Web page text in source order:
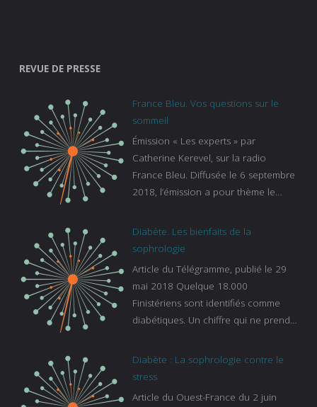
REVUE DE PRESSE
France Bleu. Vos questions sur le
sommeil
Émission « Les experts » par
Catherine Kerevel, sur la radio
France Bleu. Diffusée le 6 septembre
2018, l’émission a pour thème le
bleu :
https://www.francebleu.fr/emissions/l
sur-le-sommeil
Diabète. Les bienfaits de la
sophrologie
Article du Télégramme, publié le 29
mai 2018 Quelque 18.000
Finistériens sont identifiés comme
diabétiques. Un chiffre qui ne prend
s’ignorent. « C’est une pathologie qui
continue à augmenter, souligne
Diabète : La sophrologie contre le
stress
Article du Ouest-France du 2 juin